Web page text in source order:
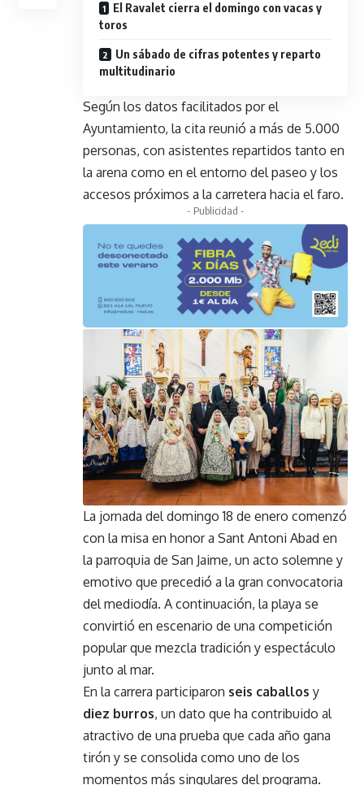
El Ravalet cierra el domingo con vacas y
toros
Un sábado de cifras potentes y reparto
multitudinario
Según los datos facilitados por el
Ayuntamiento, la cita reunió a más de 5.000
personas, con asistentes repartidos tanto en
la arena como en el entorno del paseo y los
accesos próximos a la carretera hacia el faro.
- Publicidad -
La jornada del domingo 18 de enero comenzó
con la misa en honor a Sant Antoni Abad en
la parroquia de San Jaime, un acto solemne y
emotivo que precedió a la gran convocatoria
del mediodía. A continuación, la playa se
convirtió en escenario de una competición
popular que mezcla tradición y espectáculo
junto al mar.
En la carrera participaron seis caballos y
diez burros, un dato que ha contribuido al
atractivo de una prueba que cada año gana
tirón y se consolida como uno de los
momentos más singulares del programa.